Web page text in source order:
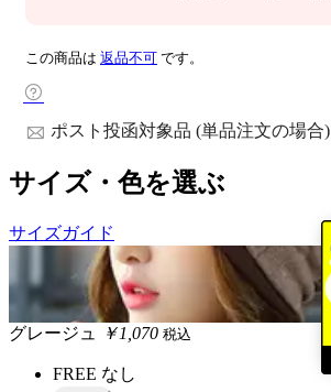
この商品は 返品不可 です。
ポスト投函対象品 (単品注文の場合)
サイズ・色を選ぶ
サイズガイド
グレージュ ￥1,070 税込
FREE なし